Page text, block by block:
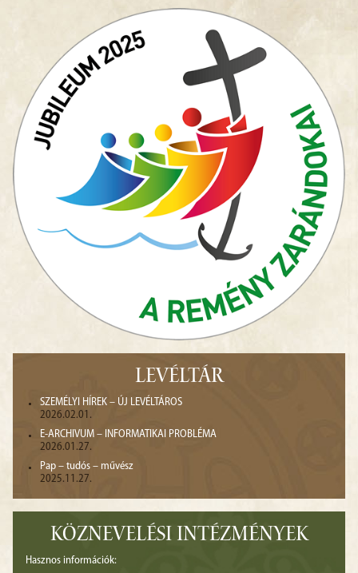
LEVÉLTÁR
SZEMÉLYI HÍREK – ÚJ LEVÉLTÁROS
2026.02.01.
E-ARCHIVUM – INFORMATIKAI PROBLÉMA
2026.01.27.
Pap – tudós – művész
2025.11.27.
KÖZNEVELÉSI INTÉZMÉNYEK
Hasznos információk: